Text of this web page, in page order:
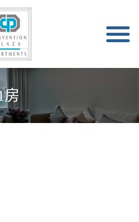
房